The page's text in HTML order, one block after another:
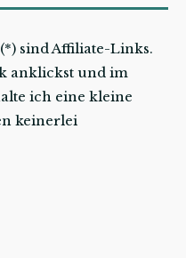
sind Affiliate-Links.
anklickst und im
ich eine kleine
keinerlei